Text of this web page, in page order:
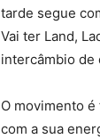
tarde segue
Vai ter Land,
intercâmbio de
O movimento
com a sua